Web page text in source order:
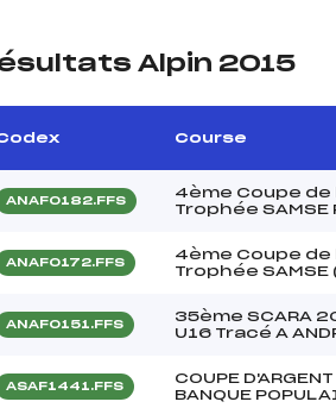
Alpin 2015
Course
ANAF0182.FFS
4ème Coupe de
Trophée SAMSE
ANAF0172.FFS
4ème Coupe de
Trophée SAMSE
ANAF0151.FFS
35ème SCARA
U16 Tracé A
ASAF1441.FFS
COUPE
BANQUE